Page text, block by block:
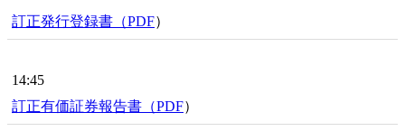
訂正発行登録書（PDF）
14:45
訂正有価証券報告書（PDF）